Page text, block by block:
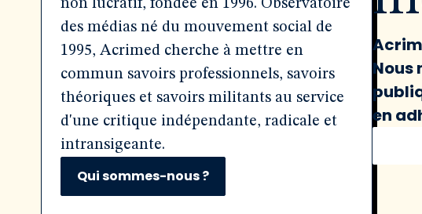
non lucratif, fondée en 1996. Observatoire
des médias né du mouvement social de
1995, Acrimed cherche à mettre en
commun savoirs professionnels, savoirs
théoriques et savoirs militants au service
d'une critique indépendante, radicale et
intransigeante.
Qui sommes-nous ?
Nous
en